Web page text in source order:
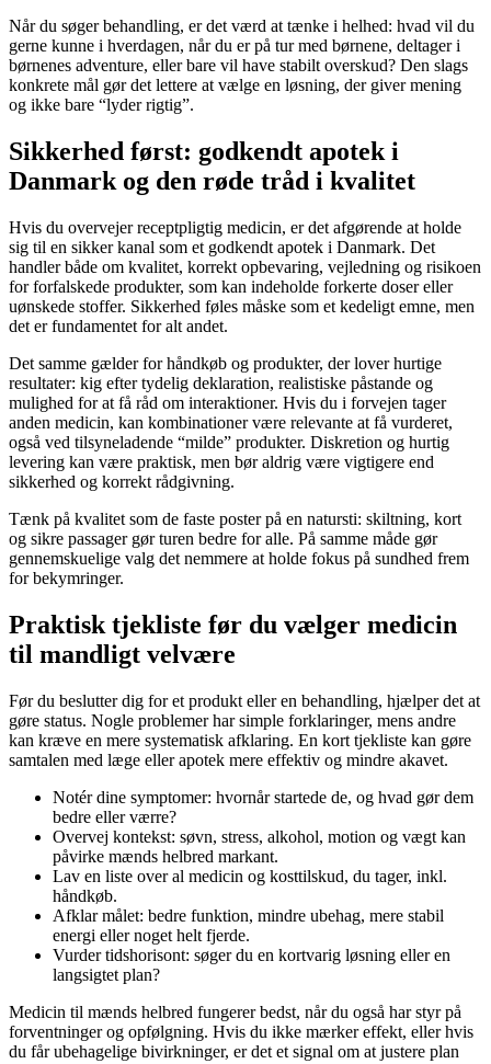
Når du søger behandling, er det værd at tænke i helhed: hvad vil du
gerne kunne i hverdagen, når du er på tur med børnene, deltager i
børnenes adventure, eller bare vil have stabilt overskud? Den slags
konkrete mål gør det lettere at vælge en løsning, der giver mening
og ikke bare “lyder rigtig”.
Sikkerhed først: godkendt apotek i
Danmark og den røde tråd i kvalitet
Hvis du overvejer receptpligtig medicin, er det afgørende at holde
sig til en sikker kanal som et godkendt apotek i Danmark. Det
handler både om kvalitet, korrekt opbevaring, vejledning og risikoen
for forfalskede produkter, som kan indeholde forkerte doser eller
uønskede stoffer. Sikkerhed føles måske som et kedeligt emne, men
det er fundamentet for alt andet.
Det samme gælder for håndkøb og produkter, der lover hurtige
resultater: kig efter tydelig deklaration, realistiske påstande og
mulighed for at få råd om interaktioner. Hvis du i forvejen tager
anden medicin, kan kombinationer være relevante at få vurderet,
også ved tilsyneladende “milde” produkter. Diskretion og hurtig
levering kan være praktisk, men bør aldrig være vigtigere end
sikkerhed og korrekt rådgivning.
Tænk på kvalitet som de faste poster på en natursti: skiltning, kort
og sikre passager gør turen bedre for alle. På samme måde gør
gennemskuelige valg det nemmere at holde fokus på sundhed frem
for bekymringer.
Praktisk tjekliste før du vælger medicin
til mandligt velvære
Før du beslutter dig for et produkt eller en behandling, hjælper det at
gøre status. Nogle problemer har simple forklaringer, mens andre
kan kræve en mere systematisk afklaring. En kort tjekliste kan gøre
samtalen med læge eller apotek mere effektiv og mindre akavet.
Notér dine symptomer: hvornår startede de, og hvad gør dem
bedre eller værre?
Overvej kontekst: søvn, stress, alkohol, motion og vægt kan
påvirke mænds helbred markant.
Lav en liste over al medicin og kosttilskud, du tager, inkl.
håndkøb.
Afklar målet: bedre funktion, mindre ubehag, mere stabil
energi eller noget helt fjerde.
Vurder tidshorisont: søger du en kortvarig løsning eller en
langsigtet plan?
Medicin til mænds helbred fungerer bedst, når du også har styr på
forventninger og opfølgning. Hvis du ikke mærker effekt, eller hvis
du får ubehagelige bivirkninger, er det et signal om at justere plan